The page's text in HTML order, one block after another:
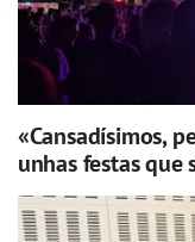
«Cansadísimos,
unhas festas que